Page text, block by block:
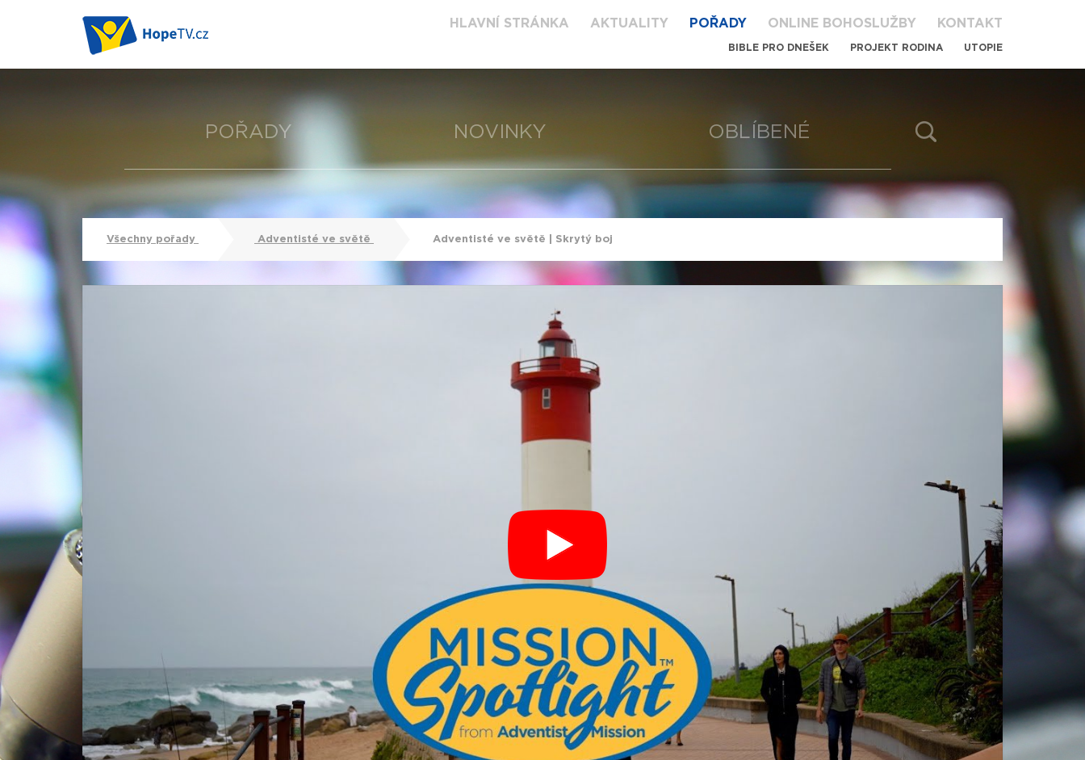
HLAVNÍ STRÁNKA AKTUALITY POŘADY ONLINE BOHOSLUŽBY KONTAKT
BIBLE PRO DNEŠEK PROJEKT RODINA UTOPIE
POŘADY NOVINKY OBLÍBENÉ
Všechny pořady Adventisté ve světě Adventisté ve světě | Skrytý boj